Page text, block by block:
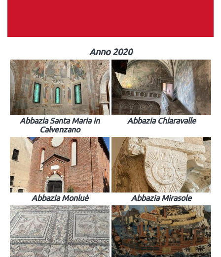
Anno 2020
Abbazia Santa Maria in
Calvenzano
Abbazia Chiaravalle
Abbazia Monluè Abbazia Mirasole